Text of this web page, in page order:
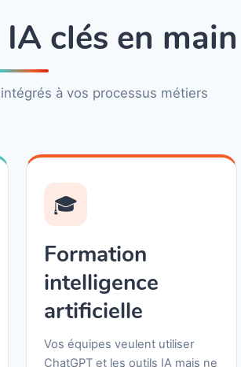
clés en main
à vos processus métiers
🎓
Formation
intelligence
artificielle
Vos équipes veulent utiliser
ChatGPT et les outils IA mais ne